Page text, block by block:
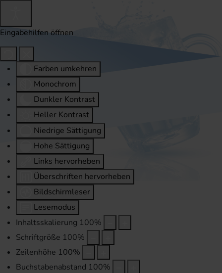
Eingabehilfen öffnen
Farben umkehren
Monochrom
Dunkler Kontrast
Heller Kontrast
Niedrige Sättigung
Hohe Sättigung
Links hervorheben
Überschriften hervorheben
Bildschirmleser
Lesemodus
Inhaltsskalierung 100%
Schriftgröße 100%
Zeilenhöhe 100%
Buchstabenabstand 100%